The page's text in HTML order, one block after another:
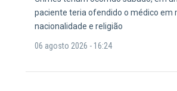
paciente teria ofendido o médico em
nacionalidade e religião
06 agosto 2026 - 16:24